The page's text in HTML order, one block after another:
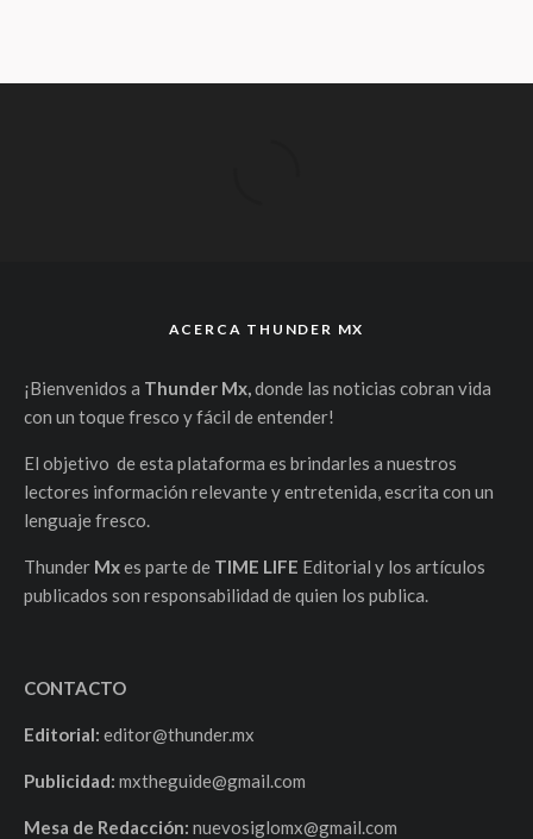
ACERCA THUNDER MX
¡Bienvenidos a Thunder Mx,donde las noticias cobran vida
con un toque fresco y fácil de entender!
El objetivo de esta plataforma es brindarles a nuestros
lectores información relevante y entretenida, escrita con un
lenguaje fresco.
Thunder Mxes parte de TIME LIFE Editorial y los artículos
publicados son responsabilidad de quien los publica.
CONTACTO
Editorial: editor@thunder.mx
Publicidad: mxtheguide@gmail.com
Mesa de Redacción: nuevosiglomx@gmail.com